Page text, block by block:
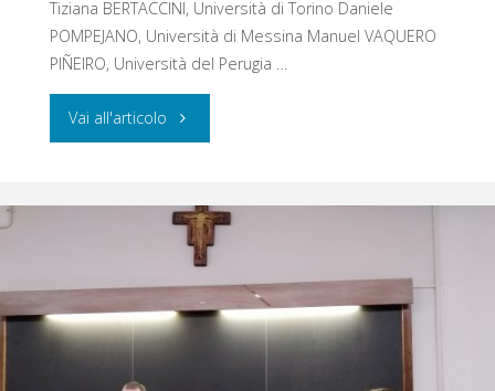
Tiziana BERTACCINI, Università di Torino Daniele
POMPEJANO, Università di Messina Manuel VAQUERO
PIÑEIRO, Università del Perugia …
Vai all'articolo "L’America
fra
crisi
economica